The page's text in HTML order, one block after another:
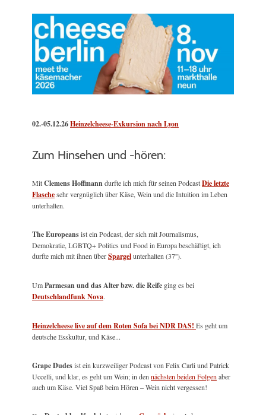
02.-05.12.26Heinzelcheese-Exkursion nach Lyon
Zum Hinsehen und -hören:
MitClemens Hoffmanndurfte ich mich für seinen PodcastDie letzte
Flaschesehr vergnüglich über Käse, Wein und die Intuition im Leben
unterhalten.
The Europeansist ein Podcast, der sich mit Journalismus,
Demokratie, LGBTQ+ Politics und Food in Europa beschäftigt, ich
durfte mich mit ihnen überSpargelunterhalten (37'').
UmParmesan und das Alter bzw. die Reife ging es bei
Deutschlandfunk Nova.
Heinzelcheese live auf dem Roten Sofa bei NDR DAS! Es geht um
deutsche Esskultur, und Käse...
Grape Dudesist ein kurzweiliger Podcast von Felix Carli und Patrick
Uccelli, und klar, es geht um Wein; in den nächsten beiden Folgen aber
auch um Käse. Viel Spaß beim Hören – Wein nicht vergessen!